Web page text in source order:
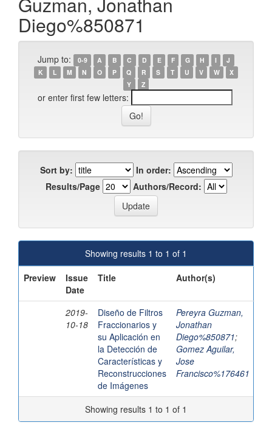
Diego%850871
Jump to: 0-9 A B C D E F G H I
J
K
L M N O P Q R S T U V W
X
Y
Z
or enter first few letters:
Sort by:
In order:
Results/Page
Authors/Record:
Showing results 1 to 1 of 1
Preview
Issue
Date
Title Author(s)
2019-
10-18
Diseño de Filtros
Fraccionarios y
su Aplicación en
la Detección de
Características y
Reconstrucciones
de Imágenes
Pereyra Guzman,
Jonathan
Diego%850871;
Gomez Aguilar,
Jose
Francisco%176461
Showing results 1 to 1 of 1